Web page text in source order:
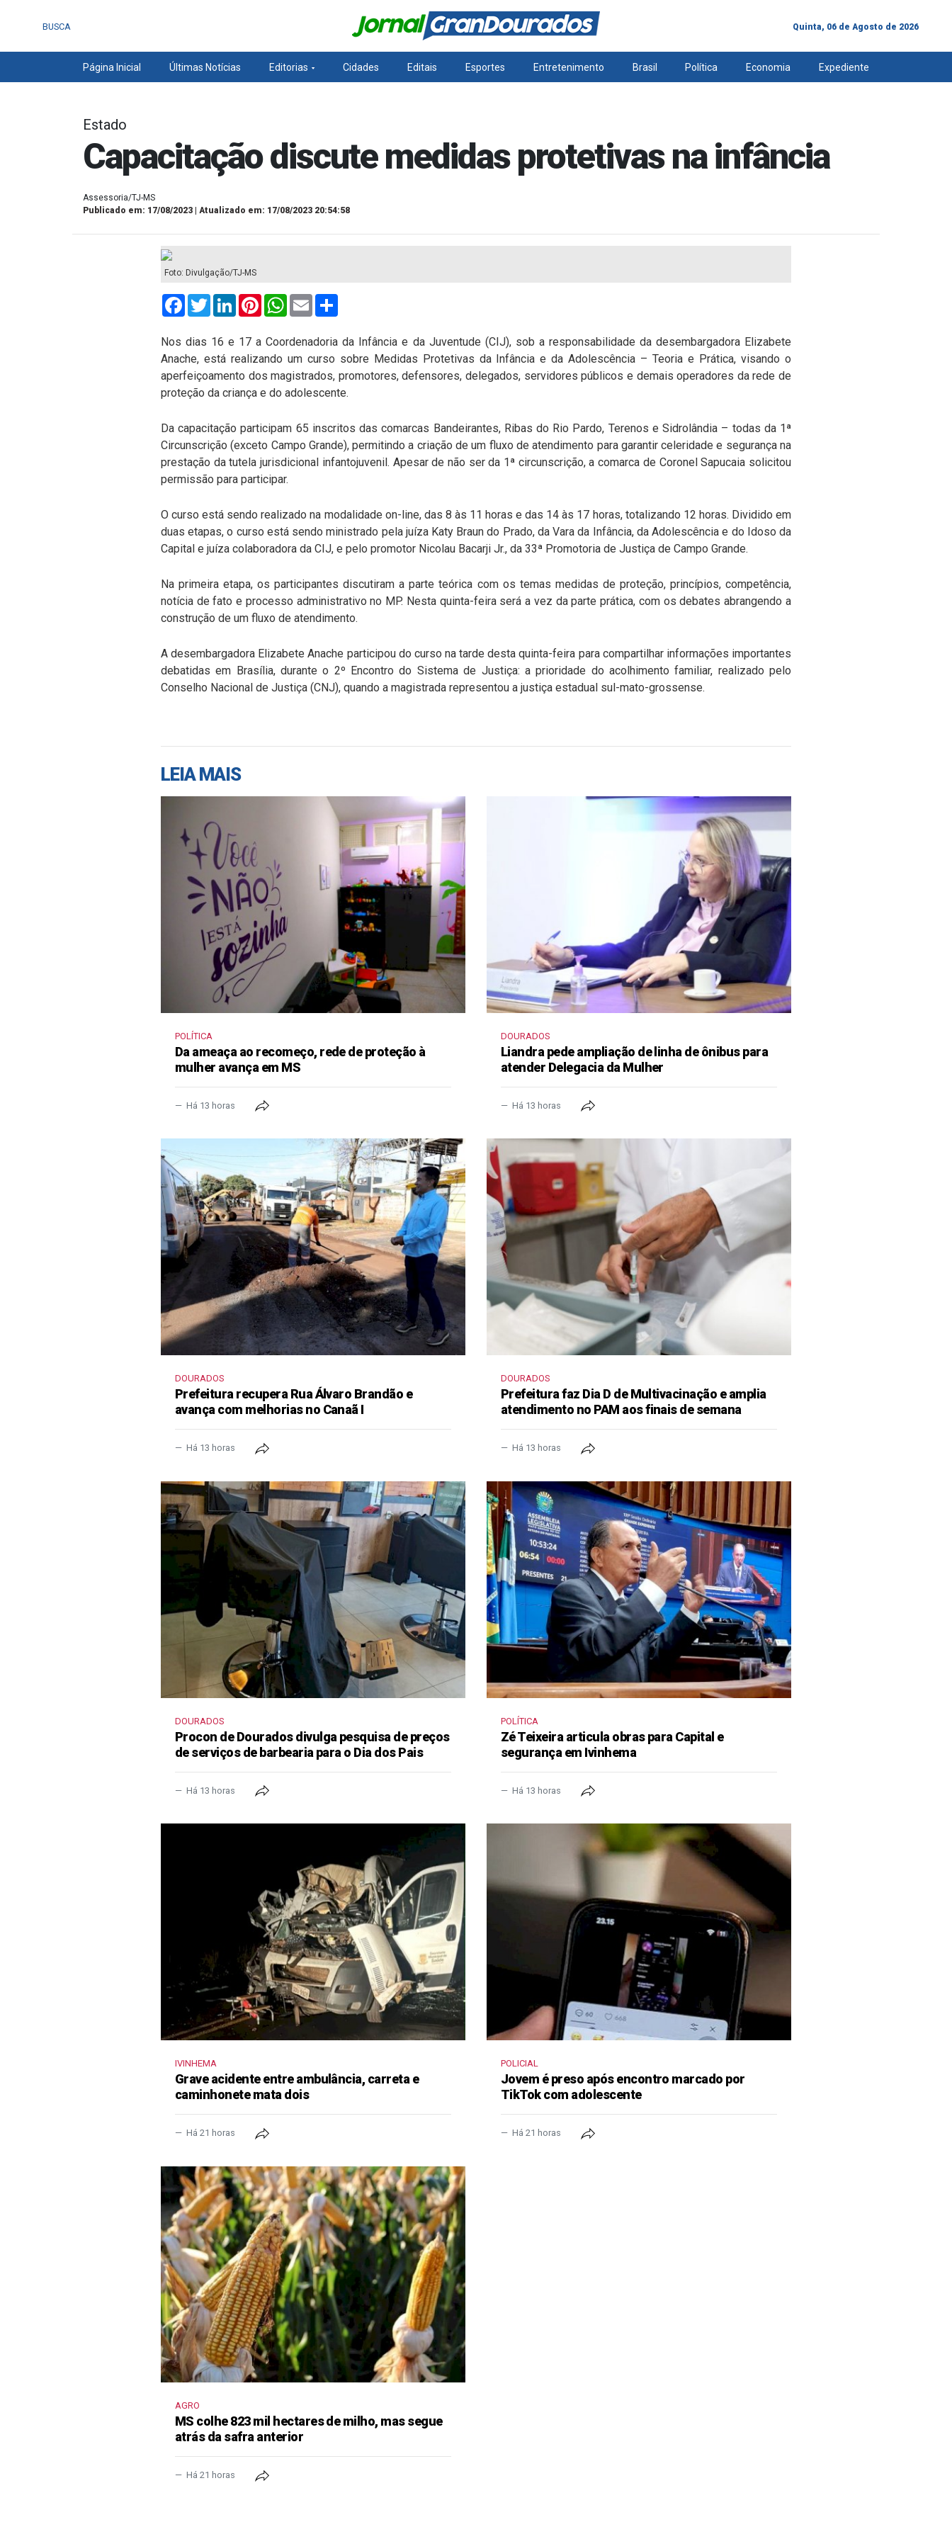
BUSCA Quinta, 06 de Agosto de 2026
Página Inicial Últimas Notícias Editorias Cidades Editais Esportes Entretenimento Brasil Política Economia Expediente
Estado
Capacitação discute medidas protetivas na infância
Assessoria/TJ-MS
Publicado em: 17/08/2023 | Atualizado em: 17/08/2023 20:54:58
Foto: Divulgação/TJ-MS
FacebookTwitterLinkedInPinterestWhatsApp
Email
Nos dias 16 e 17 a Coordenadoria da Infância e da Juventude (CIJ), sob a responsabilidade da desembargadora Elizabete
Anache, está realizando um curso sobre Medidas Protetivas da Infância e da Adolescência – Teoria e Prática, visando o
aperfeiçoamento dos magistrados, promotores, defensores, delegados, servidores públicos e demais operadores da rede de
proteção da criança e do adolescente.
Da capacitação participam 65 inscritos das comarcas Bandeirantes, Ribas do Rio Pardo, Terenos e Sidrolândia – todas da 1ª
Circunscrição (exceto Campo Grande), permitindo a criação de um fluxo de atendimento para garantir celeridade e segurança na
prestação da tutela jurisdicional infantojuvenil. Apesar de não ser da 1ª circunscrição, a comarca de Coronel Sapucaia solicitou
permissão para participar.
O curso está sendo realizado na modalidade on-line, das 8 às 11 horas e das 14 às 17 horas, totalizando 12 horas. Dividido em
duas etapas, o curso está sendo ministrado pela juíza Katy Braun do Prado, da Vara da Infância, da Adolescência e do Idoso da
Capital e juíza colaboradora da CIJ, e pelo promotor Nicolau Bacarji Jr., da 33ª Promotoria de Justiça de Campo Grande.
Na primeira etapa, os participantes discutiram a parte teórica com os temas medidas de proteção, princípios, competência,
notícia de fato e processo administrativo no MP. Nesta quinta-feira será a vez da parte prática, com os debates abrangendo a
construção de um fluxo de atendimento.
A desembargadora Elizabete Anache participou do curso na tarde desta quinta-feira para compartilhar informações importantes
debatidas em Brasília, durante o 2º Encontro do Sistema de Justiça: a prioridade do acolhimento familiar, realizado pelo
Conselho Nacional de Justiça (CNJ), quando a magistrada representou a justiça estadual sul-mato-grossense.
LEIA MAIS
POLÍTICA
Da ameaça ao recomeço, rede de proteção à
mulher avança em MS
Há 13 horas
DOURADOS
Liandra pede ampliação de linha de ônibus para
atender Delegacia da Mulher
Há 13 horas
DOURADOS
Prefeitura recupera Rua Álvaro Brandão e
avança com melhorias no Canaã I
Há 13 horas
DOURADOS
Prefeitura faz Dia D de Multivacinação e amplia
atendimento no PAM aos finais de semana
Há 13 horas
DOURADOS
Procon de Dourados divulga pesquisa de preços
de serviços de barbearia para o Dia dos Pais
Há 13 horas
POLÍTICA
Zé Teixeira articula obras para Capital e
segurança em Ivinhema
Há 13 horas
IVINHEMA
Grave acidente entre ambulância, carreta e
caminhonete mata dois
Há 21 horas
POLICIAL
Jovem é preso após encontro marcado por
TikTok com adolescente
Há 21 horas
AGRO
MS colhe 823 mil hectares de milho, mas segue
atrás da safra anterior
Há 21 horas